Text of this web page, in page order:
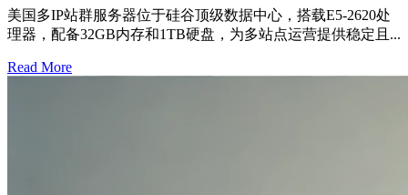
美国多IP站群服务器位于硅谷顶级数据中心，搭载E5-2620处
理器，配备32GB内存和1TB硬盘，为多站点运营提供稳定且...
Read More